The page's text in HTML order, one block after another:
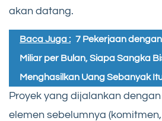
akan datang.
Baca Juga : 7 Pekerjaan dengan
Miliar per Bulan, Siapa Sangka
Menghasilkan Uang Sebanyak
Proyek yang dijalankan
elemen sebelumnya